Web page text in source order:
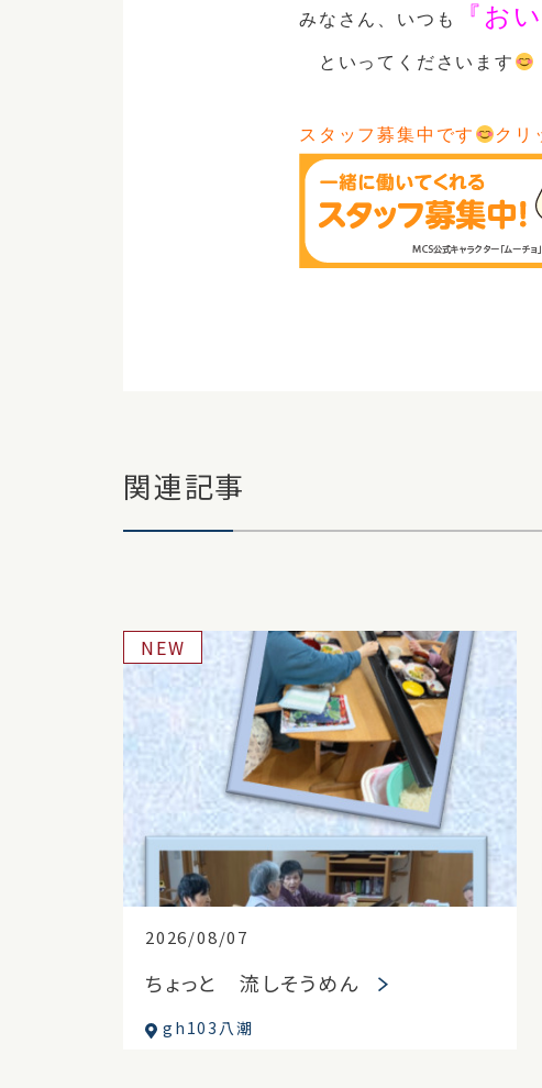
みなさん、いつも 『お
といってくださいます
スタッフ募集中です クリ
関連記事
2026/08/07
NEW
ちょっと 流しそうめん
gh103八潮